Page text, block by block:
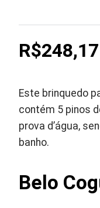
R$248,17
Este brinquedo
contém 5 pinos
prova d’água,
banho.
Belo